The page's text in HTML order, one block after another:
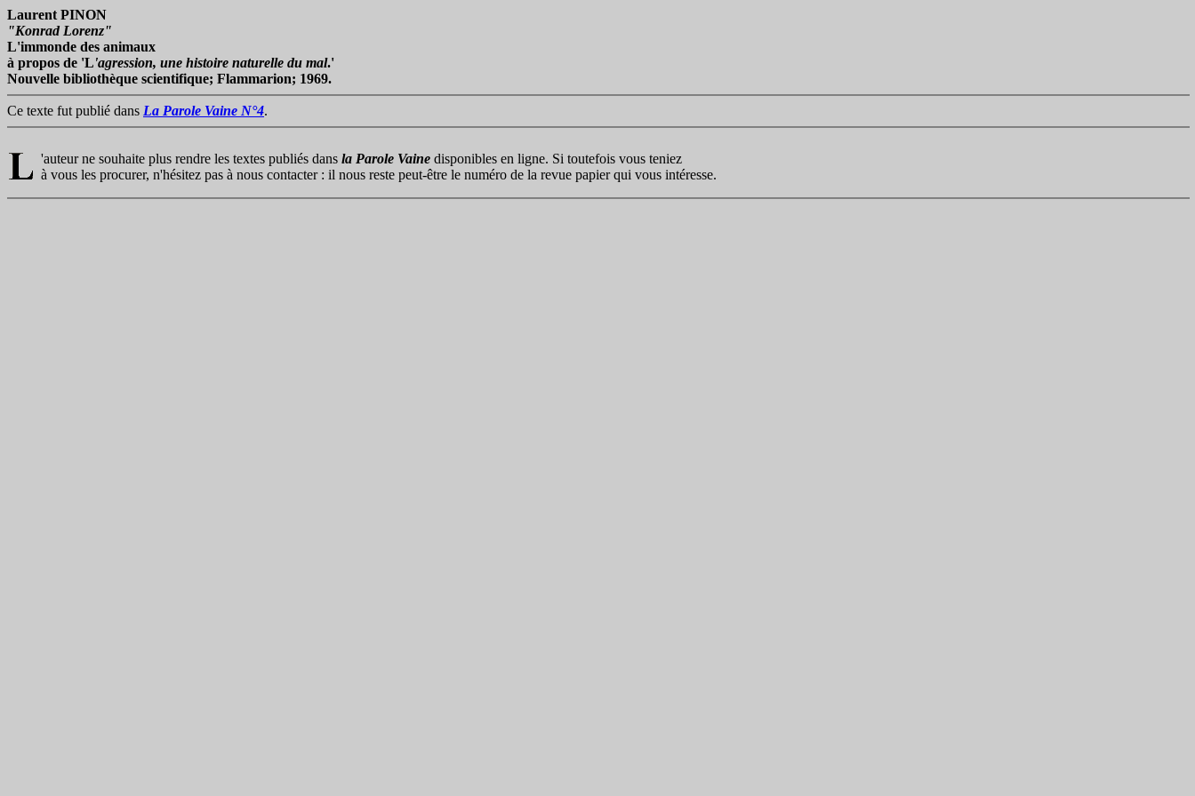
Laurent PINON
"Konrad Lorenz"
L'immonde des animaux
à propos de 'L'agression, une histoire naturelle du mal.'
Nouvelle bibliothèque scientifique; Flammarion; 1969.
Ce texte fut publié dans La Parole Vaine N°4.
'auteur ne souhaite plus rendre les textes publiés dans la Parole Vaine disponibles en ligne. Si toutefois vous teniez
à vous les procurer, n'hésitez pas à nous contacter : il nous reste peut-être le numéro de la revue papier qui vous intéresse.